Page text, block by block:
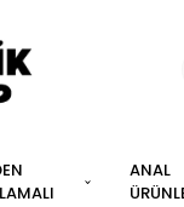
ANAL